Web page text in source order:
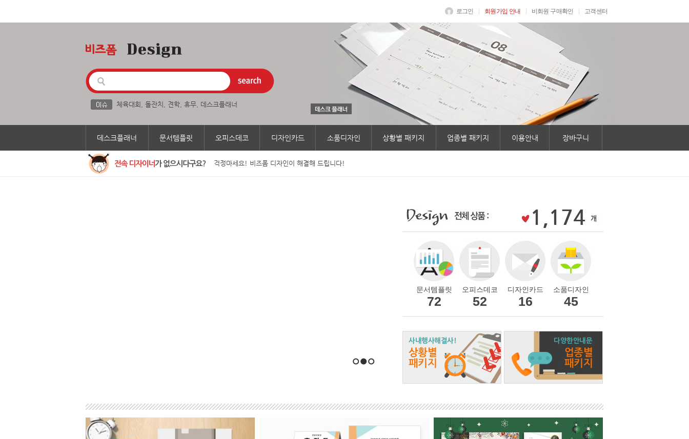
로그인 회원가입 안내 비회원 구매확인 고객센터
체육대회 돌잔치 견학 휴무 데스크플래너
데스크플래너 문서템플릿 오피스데코 디자인카드 소품디자인 상황별 패키지 업종별 패키지 이용안내 장바구니
걱정마세요! 비즈폼 디자인이 해결해 드립니다!
1,174
문서템플릿
72
오피스데코
52
디자인카드
16
소품디자인
45